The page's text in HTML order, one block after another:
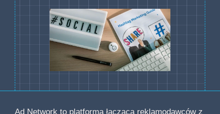
Ad Network to platforma łącząca reklamodawców z